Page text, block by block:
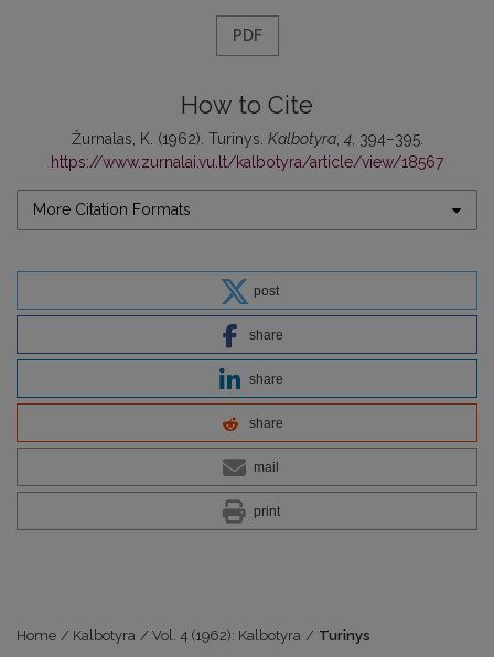
PDF
How to Cite
Žurnalas, K. (1962). Turinys. Kalbotyra,4, 394–395.
https://www.zurnalai.vu.lt/kalbotyra/article/view/18567
More Citation Formats
post
share
share
share
mail
print
Home / Kalbotyra / Vol. 4 (1962): Kalbotyra / Turinys